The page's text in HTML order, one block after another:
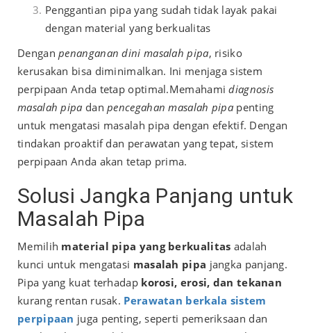
Penggantian pipa yang sudah tidak layak pakai
dengan material yang berkualitas
Denganpenanganan dini masalah pipa, risiko
kerusakan bisa diminimalkan. Ini menjaga sistem
perpipaan Anda tetap optimal.Memahamidiagnosis
masalah pipa danpencegahan masalah pipa penting
untuk mengatasi masalah pipa dengan efektif. Dengan
tindakan proaktif dan perawatan yang tepat, sistem
perpipaan Anda akan tetap prima.
Solusi Jangka Panjang untuk
Masalah Pipa
Memilih material pipa yang berkualitas adalah
kunci untuk mengatasi masalah pipa jangka panjang.
Pipa yang kuat terhadap korosi, erosi, dan tekanan
kurang rentan rusak. Perawatan berkala sistem
perpipaan juga penting, seperti pemeriksaan dan